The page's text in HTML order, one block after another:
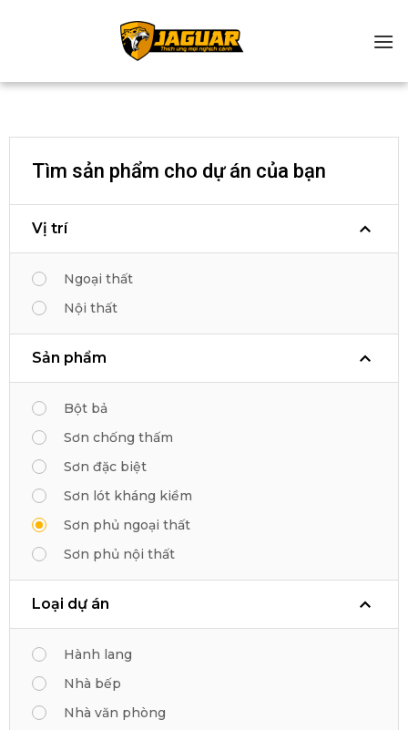
dung
Tìm sản phẩm cho dự án của bạn
Vị trí
Ngoại thất
Nội thất
Sản phẩm
Bột bả
Sơn chống thấm
Sơn đặc biệt
Sơn lót kháng kiềm
Sơn phủ ngoại thất
Sơn phủ nội thất
Loại dự án
Hành lang
Nhà bếp
Nhà văn phòng